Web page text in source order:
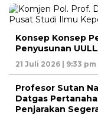
Konsep Konsep
Penyusunan
21 Juli 2026 | 9:33 pm
Profesor Sutan
Datgas
Penjarakan